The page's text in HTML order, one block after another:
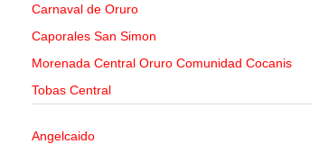
Carnaval de Oruro
Caporales San Simon
Morenada Central Oruro Comunidad Cocanis
Tobas Central
Angelcaido